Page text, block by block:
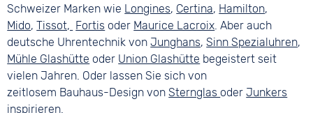
Schweizer Marken wie Longines, Certina, Hamilton,
Mido,Tissot, Fortis oder Maurice Lacroix. Aber auch
deutsche Uhrentechnik vonJunghans,Sinn Spezialuhren,
Mühle Glashütte oder Union Glashütte begeistert seit
vielen Jahren. Oder lassen Sie sich von
zeitlosem Bauhaus-Design vonSternglasoderJunkers
inspirieren.